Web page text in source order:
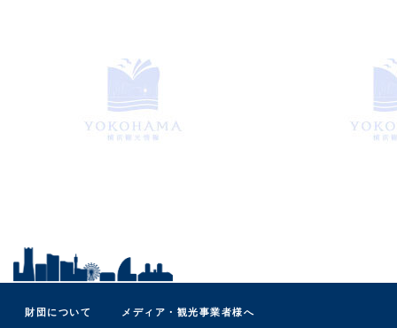
財団について メディア・観光事業者様へ